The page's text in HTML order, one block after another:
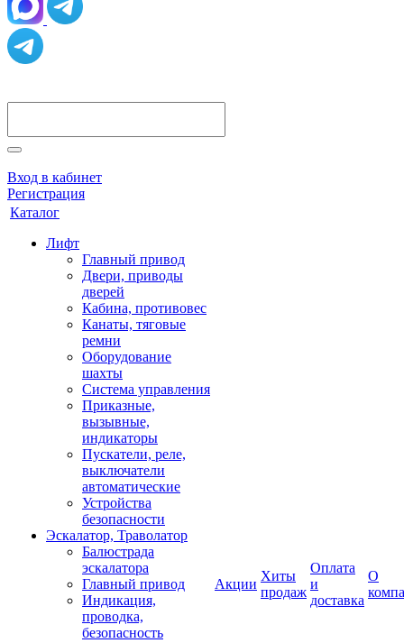
Вход в кабинет
Регистрация
Каталог
Лифт
Главный привод
Двери, приводы
дверей
Кабина, противовес
Канаты, тяговые
ремни
Оборудование
шахты
Система управления
Приказные,
вызывные,
индикаторы
Пускатели, реле,
выключатели
автоматические
Устройства
безопасности
Эскалатор, Траволатор
Балюстрада
эскалатора
Главный привод
Индикация,
проводка,
безопасность
Акции
Хиты
продаж
Оплата
и
доставка
О